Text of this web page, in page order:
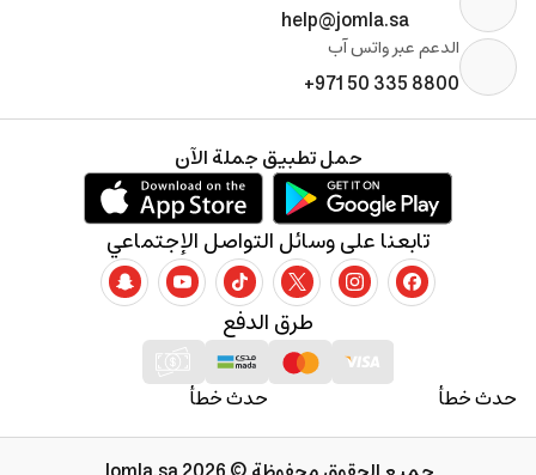
help@jomla.sa
الدعم عبر واتس آب
+971 50 335 8800
حدث خطأ حدث خطأ
طرق الدفع
تابعنا على وسائل التواصل الإجتماعي
حمل تطبيق جملة الآن